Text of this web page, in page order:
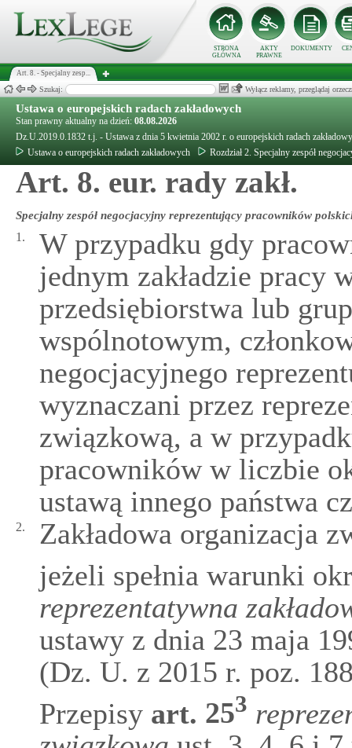
STRONA
GŁÓWNA
AKTY
PRAWNE
DOKUMENTY
Art. 8. - Specjalny zesp...
Szukaj: Wyłącz reklamy, przeglądaj
Ustawa o europejskich radach zakładowych
Stan prawny aktualny na dzień: 08.08.2026
Dz.U.2019.0.1832 t.j. - Ustawa z dnia 5 kwietnia 2002 r. o europejskich radach
Ustawa o europejskich radach zakładowych
Rozdział 2. Specjalny zespół
Art. 8. eur. rady zakł.
Specjalny zespół negocjacyjny reprezentujący pracowników
1.
W przypadku gdy
jednym zakładzie pracy
przedsiębiorstwa lub
wspólnotowym,
negocjacyjnego
wyznaczani przez
związkową, a w
pracowników w liczbie
ustawą innego państwa
2.
Zakładowa organizacja
jeżeli spełnia warunki
reprezentatywna
ustawy z dnia 23 maja
(Dz. U. z 2015 r. poz.
Przepisy art. 253